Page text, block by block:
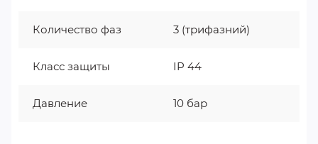
Количество фаз 3 (трифазний)
Класс защиты IP 44
Давление 10 бар